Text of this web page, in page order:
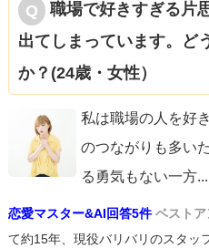
職場で好きすぎる片
出てしまっています。ど
か？(24歳・女性）
私は職場の人を好
のつながりも多い
る勇気もない一方...
恋愛マスター&AI回答5件 ベスト
て約15年、現役バリバリのスタッ